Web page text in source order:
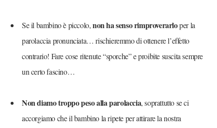
Se il bambino è piccolo,non ha senso rimproverarloper la
parolaccia pronunciata… rischieremmo di ottenere l’effetto
contrario! Fare cose ritenute “sporche” e proibite suscita sempre
un certo fascino…
Non diamo troppo peso alla parolaccia, soprattutto se ci
accorgiamo che il bambino la ripete per attirare la nostra